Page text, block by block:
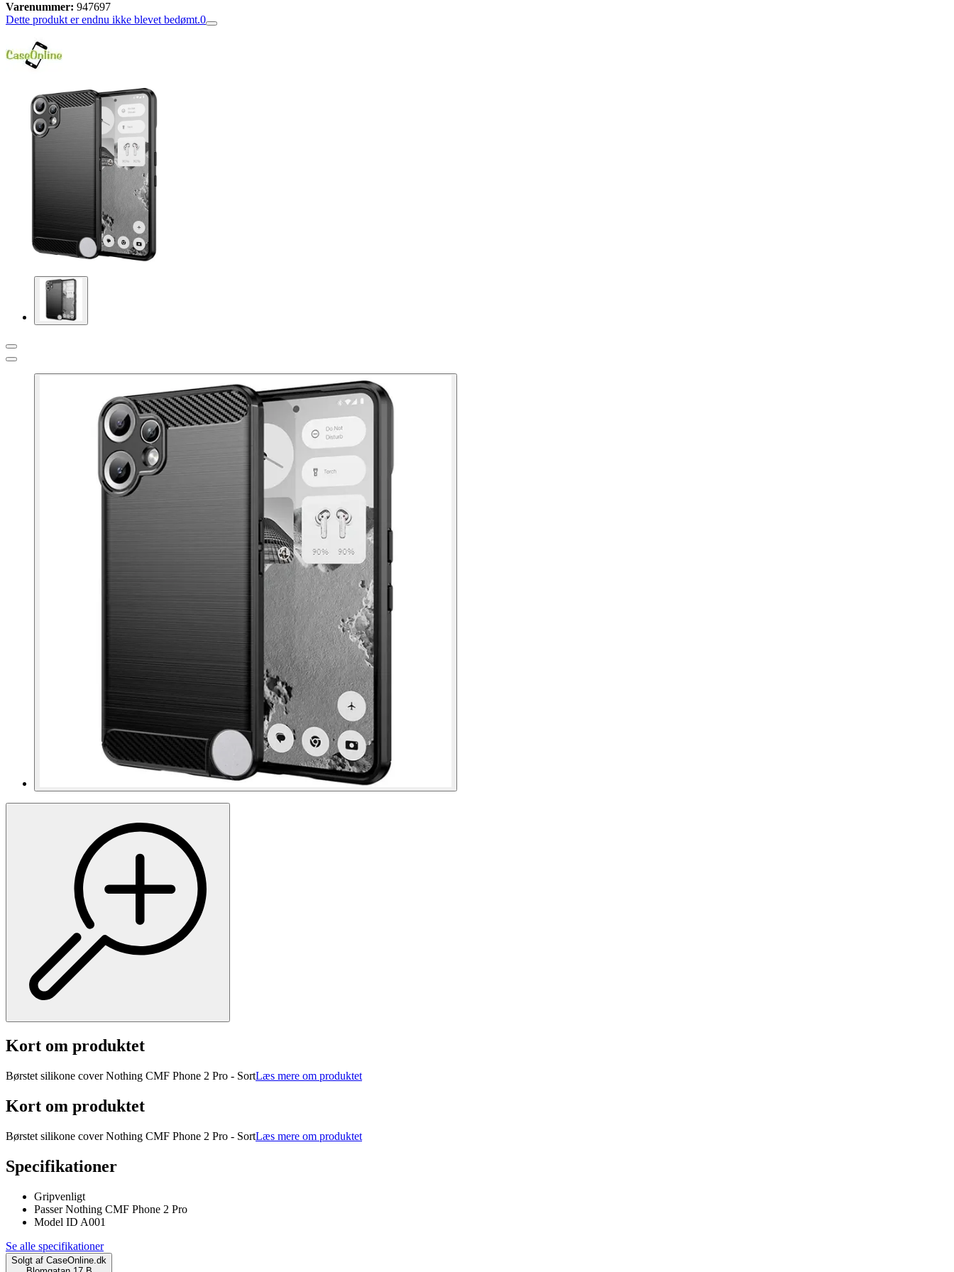
Varenummer: 947697
Dette produkt er endnu ikke blevet bedømt.0
Kort om produktet
Børstet silikone cover Nothing CMF Phone 2 Pro - SortLæs mere om produktet
Kort om produktet
Børstet silikone cover Nothing CMF Phone 2 Pro - SortLæs mere om produktet
Specifikationer
Gripvenligt
Passer Nothing CMF Phone 2 Pro
Model ID A001
Se alle specifikationer
Solgt af CaseOnline.dk